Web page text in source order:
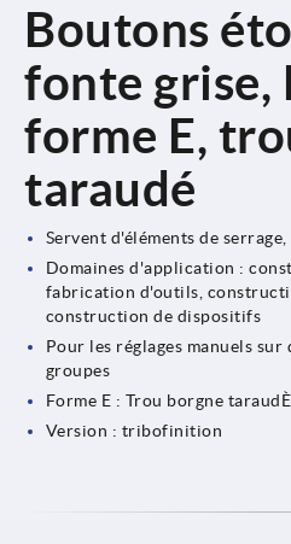
Boutons
fonte grise,
forme E,
taraudé
Servent d'éléments de
Domaines d'application :
fabrication d'outils,
construction de dispositifs
Pour les réglages manuels sur
groupes
Forme E : Trou borgne taraudÈ
Version : tribofinition